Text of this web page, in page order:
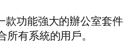
款功能強大的辦公室套
有系統的用戶。